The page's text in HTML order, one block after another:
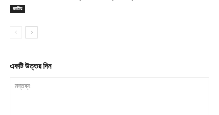
জাতীয়
একটি উত্তর দিন